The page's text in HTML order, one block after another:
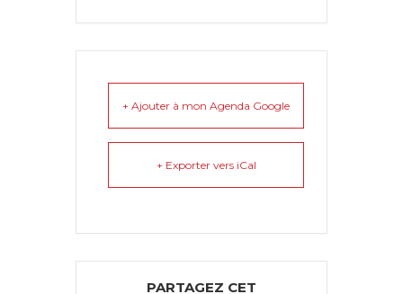
+ Ajouter à mon Agenda Google
+ Exporter vers iCal
PARTAGEZ CET